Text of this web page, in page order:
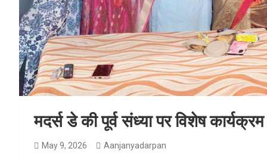
मदर्स डे की पूर्व संध्या पर विशेष
May 9, 2026 Aanjanyadarpan